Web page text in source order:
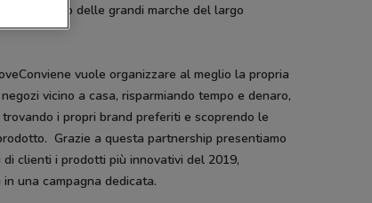
di prodotto delle grandi marche del largo
vuole organizzare al meglio la propria
vicino a casa, risparmiando tempo e denaro,
trovando i propri brand preferiti e scoprendo le
Grazie a questa partnership presentiamo
di clienti i prodotti più innovativi del 2019,
una campagna dedicata.